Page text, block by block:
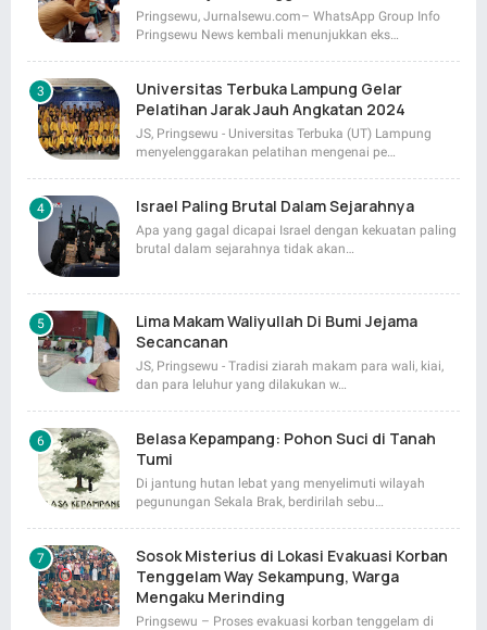
Pringsewu, Jurnalsewu.com– WhatsApp Group Info
Pringsewu News kembali menunjukkan eks…
Universitas Terbuka Lampung Gelar
Pelatihan Jarak Jauh Angkatan 2024
JS, Pringsewu - Universitas Terbuka (UT) Lampung
menyelenggarakan pelatihan mengenai pe…
Israel Paling Brutal Dalam Sejarahnya
Apa yang gagal dicapai Israel dengan kekuatan paling
brutal dalam sejarahnya tidak akan…
Lima Makam Waliyullah Di Bumi Jejama
Secancanan
JS, Pringsewu - Tradisi ziarah makam para wali, kiai,
dan para leluhur yang dilakukan w…
Belasa Kepampang: Pohon Suci di Tanah
Tumi
Di jantung hutan lebat yang menyelimuti wilayah
pegunungan Sekala Brak, berdirilah sebu…
Sosok Misterius di Lokasi Evakuasi Korban
Tenggelam Way Sekampung, Warga
Mengaku Merinding
Pringsewu – Proses evakuasi korban tenggelam di